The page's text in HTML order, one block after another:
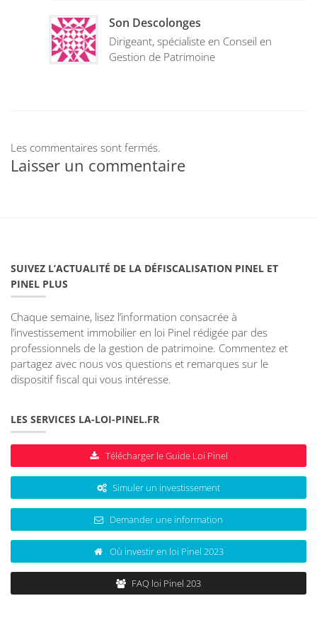
Son Descolonges
Dirigeant, spécialiste en Conseil en
Gestion de Patrimoine
Les commentaires sont fermés.
Laisser un commentaire
SUIVEZ L’ACTUALITÉ DE LA DÉFISCALISATION PINEL ET
PINEL PLUS
Chaque semaine, lisez l’information consacrée à
l’investissement immobilier en loi Pinel rédigée par des
professionnels de la gestion de patrimoine. Commentez et
partagez avec nous vos questions et remarques sur le
dispositif fiscal qui vous intéresse.
LES SERVICES LA-LOI-PINEL.FR
Télécharger le Guide Loi Pinel
Simuler un investissement
Demander une information
Où investir en loi Pinel 2023
FAQ loi Pinel 203